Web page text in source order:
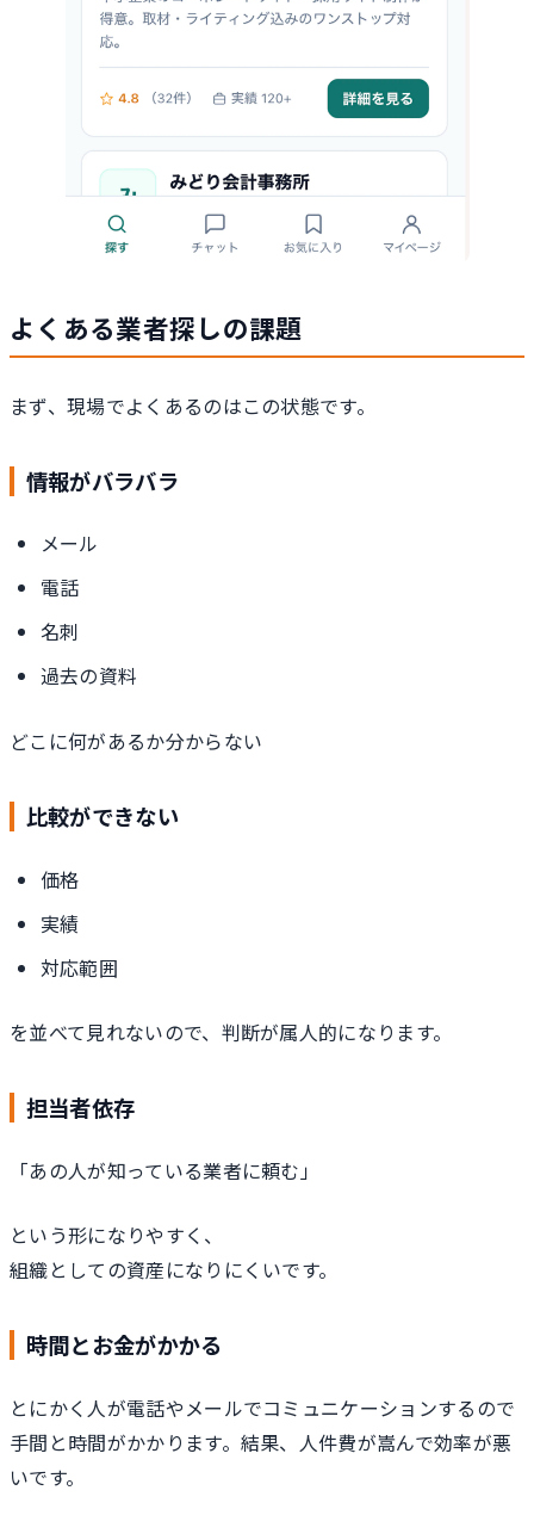
よくある業者探しの課題
まず、現場でよくあるのはこの状態です。
情報がバラバラ
メール
電話
名刺
過去の資料
どこに何があるか分からない
比較ができない
価格
実績
対応範囲
を並べて見れないので、判断が属人的になります。
担当者依存
「あの人が知っている業者に頼む」
という形になりやすく、
組織としての資産になりにくいです。
時間とお金がかかる
とにかく人が電話やメールでコミュニケーションするので
手間と時間がかかります。結果、人件費が嵩んで効率が悪
いです。